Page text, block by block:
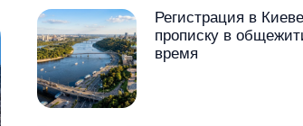
Регистрация в
прописку в
время